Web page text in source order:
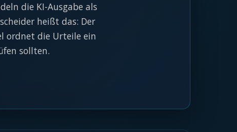
die KI-Ausgabe als
heißt das: Der
ordnet die Urteile ein
sollten.